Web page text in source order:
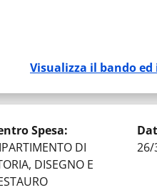
Visualizza il bando
Spesa:
DI
DISEGNO E
26/